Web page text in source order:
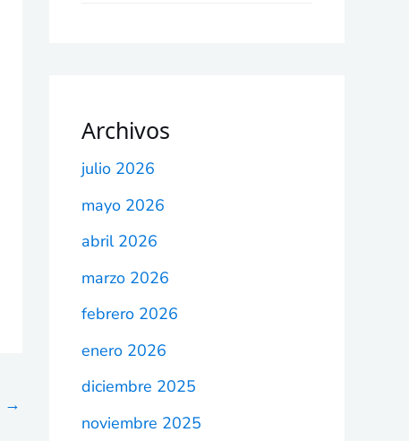
→
Archivos
julio 2026
mayo 2026
abril 2026
marzo 2026
febrero 2026
enero 2026
diciembre 2025
noviembre 2025